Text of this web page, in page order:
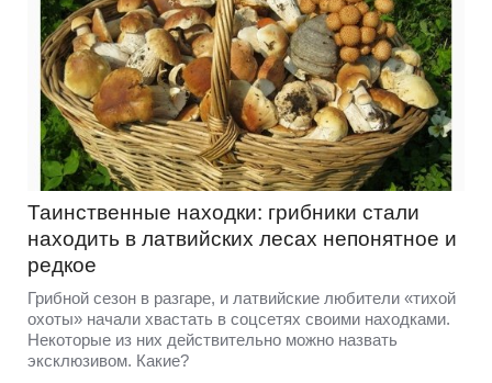
Таинственные находки: грибники стали
находить в латвийских лесах непонятное и
редкое
Грибной сезон в разгаре, и латвийские любители «тихой
охоты» начали хвастать в соцсетях своими находками.
Некоторые из них действительно можно назвать
эксклюзивом. Какие?